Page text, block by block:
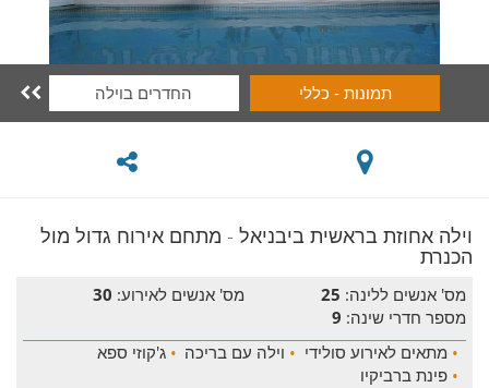
תמונות - כללי החדרים בוילה 
וילה אחוזת בראשית ביבניאל - מתחם אירוח גדול מול
הכנרת
מס' אנשים ללינה: 25 מס' אנשים לאירוע: 30
מספר חדרי שינה: 9
• מתאים לאירוע סולידי • וילה עם בריכה • ג'קוזי ספא
• פינת ברביקיו